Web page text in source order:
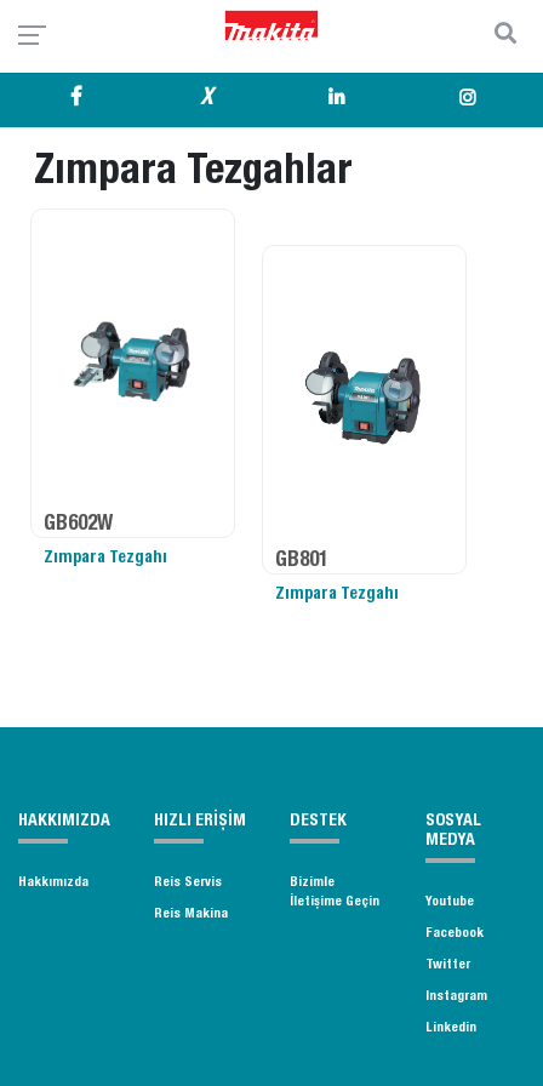
X
Zımpara Tezgahlar
GB602W
Zımpara Tezgahı GB801
Zımpara Tezgahı
HAKKIMIZDA
Hakkımızda
HIZLI ERİŞİM
Reis Servis
Reis Makina
DESTEK
Bizimle
İletişime Geçin
SOSYAL
MEDYA
Youtube
Facebook
Twitter
Instagram
Linkedin